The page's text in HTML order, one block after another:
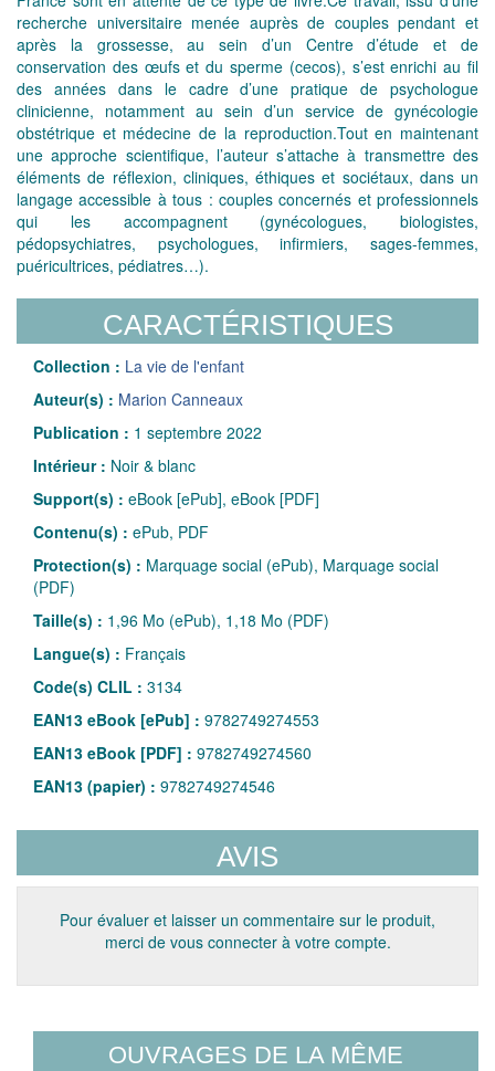
recherche universitaire menée auprès de couples pendant et
après la grossesse, au sein d’un Centre d’étude et de
conservation des œufs et du sperme (cecos), s’est enrichi au fil
des années dans le cadre d’une pratique de psychologue
clinicienne, notamment au sein d’un service de gynécologie
obstétrique et médecine de la reproduction.Tout en maintenant
une approche scientifique, l’auteur s’attache à transmettre des
éléments de réflexion, cliniques, éthiques et sociétaux, dans un
langage accessible à tous : couples concernés et professionnels
qui les accompagnent (gynécologues, biologistes,
pédopsychiatres, psychologues, infirmiers, sages-femmes,
puéricultrices, pédiatres…).
CARACTÉRISTIQUES
Collection : La vie de l'enfant
Auteur(s) : Marion Canneaux
Publication : 1 septembre 2022
Intérieur : Noir & blanc
Support(s) : eBook [ePub], eBook [PDF]
Contenu(s) : ePub, PDF
Protection(s) : Marquage social (ePub), Marquage social
(PDF)
Taille(s) : 1,96 Mo (ePub), 1,18 Mo (PDF)
Langue(s) : Français
Code(s) CLIL : 3134
EAN13 eBook [ePub] : 9782749274553
EAN13 eBook [PDF] : 9782749274560
EAN13 (papier) : 9782749274546
AVIS
Pour évaluer et laisser un commentaire sur le produit,
merci de vous connecter à votre compte.
OUVRAGES DE LA MÊME